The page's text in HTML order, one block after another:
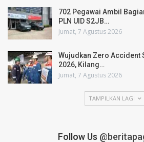
702 Pegawai Ambil
PLN UID S2JB…
Jumat, 7 Agustus 2026
Wujudkan Zero Accident
2026, Kilang…
Jumat, 7 Agustus 2026
TAMPILKAN LAGI
Follow Us